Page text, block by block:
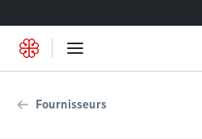
Fournisseurs